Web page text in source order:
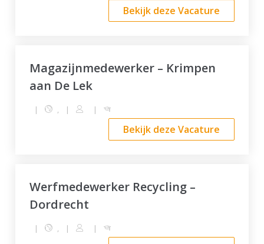
Bekijk deze Vacature
Magazijnmedewerker – Krimpen
aan De Lek
| , | |
Bekijk deze Vacature
Werfmedewerker Recycling –
Dordrecht
| , | |